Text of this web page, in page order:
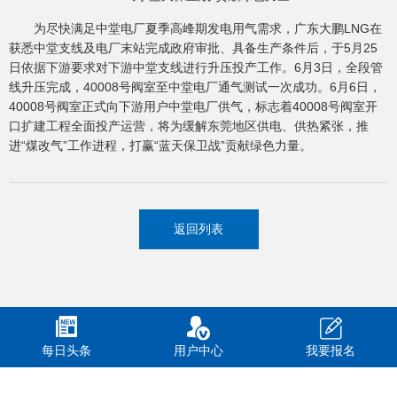
为尽快满足中堂电厂夏季高峰期发电用气需求，广东大鹏LNG在
获悉中堂支线及电厂末站完成政府审批、具备生产条件后，于5月25
日依据下游要求对下游中堂支线进行升压投产工作。6月3日，全段管
线升压完成，40008号阀室至中堂电厂通气测试一次成功。6月6日，
40008号阀室正式向下游用户中堂电厂供气，标志着40008号阀室开
口扩建工程全面投产运营，将为缓解东莞地区供电、供热紧张，推
进“煤改气”工作进程，打赢“蓝天保卫战”贡献绿色力量。
返回列表
每日头条 用户中心 我要报名